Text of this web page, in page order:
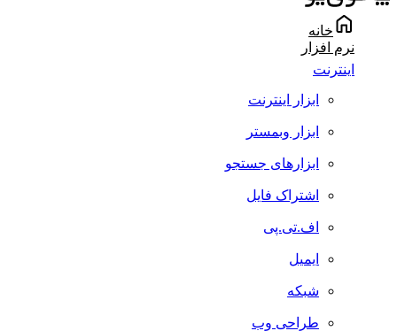
خانه
نرم افزار
اینترنت
ابزار اینترنت
ابزار وبمستر
ابزارهای جستجو
اشتراک فایل
اف.تی.پی
ایمیل
شبکه
طراحی وب